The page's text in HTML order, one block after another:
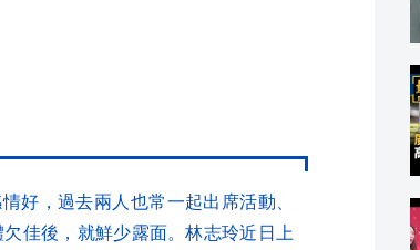
好，過去兩人也常一起出席活動、
佳後，就鮮少露面。林志玲近日上